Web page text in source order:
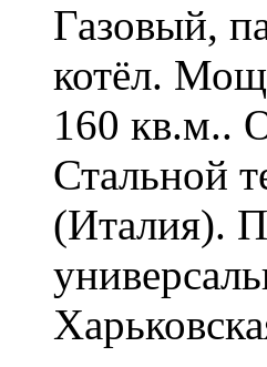
Газовый,
котёл.
160 кв.м..
Стальной
(Италия).